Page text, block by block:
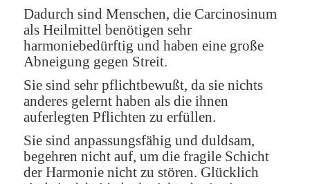
Dadurch sind Menschen, die Carcinosinum
als Heilmittel benötigen sehr
harmoniebedürftig und haben eine große
Abneigung gegen Streit.
Sie sind sehr pflichtbewußt, da sie nichts
anderes gelernt haben als die ihnen
auferlegten Pflichten zu erfüllen.
Sie sind anpassungsfähig und duldsam,
begehren nicht auf, um die fragile Schicht
der Harmonie nicht zu stören. Glücklich